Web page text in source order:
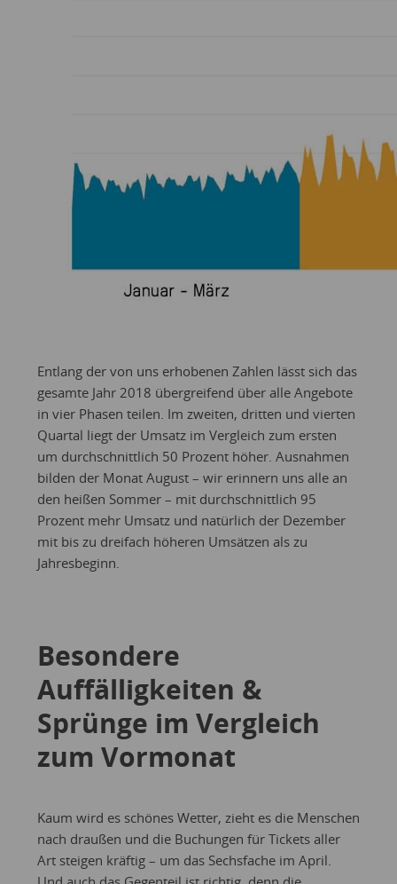
Entlang der von uns erhobenen Zahlen lässt sich das
gesamte Jahr 2018 übergreifend über alle Angebote
in vier Phasen teilen. Im zweiten, dritten und vierten
Quartal liegt der Umsatz im Vergleich zum ersten
um durchschnittlich 50 Prozent höher. Ausnahmen
bilden der Monat August – wir erinnern uns alle an
den heißen Sommer – mit durchschnittlich 95
Prozent mehr Umsatz und natürlich der Dezember
mit bis zu dreifach höheren Umsätzen als zu
Jahresbeginn.
Besondere
Auffälligkeiten &
Sprünge im Vergleich
zum Vormonat
Kaum wird es schönes Wetter, zieht es die Menschen
nach draußen und die Buchungen für Tickets aller
Art steigen kräftig – um das Sechsfache im April.